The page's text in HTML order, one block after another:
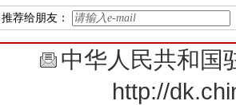
推荐给朋友：
中华人民共和国
http://